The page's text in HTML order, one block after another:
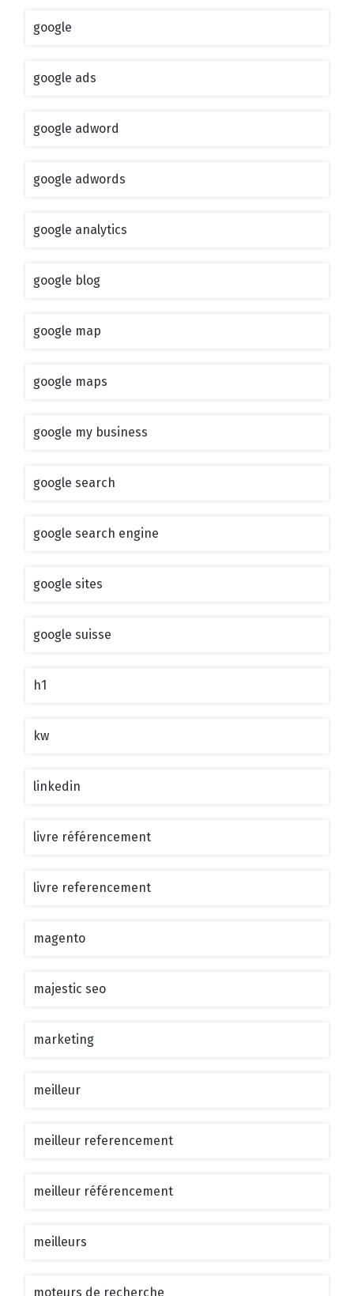
google
google ads
google adword
google adwords
google analytics
google blog
google map
google maps
google my business
google search
google search engine
google sites
google suisse
h1
kw
linkedin
livre référencement
livre referencement
magento
majestic seo
marketing
meilleur
meilleur referencement
meilleur référencement
meilleurs
moteurs de recherche